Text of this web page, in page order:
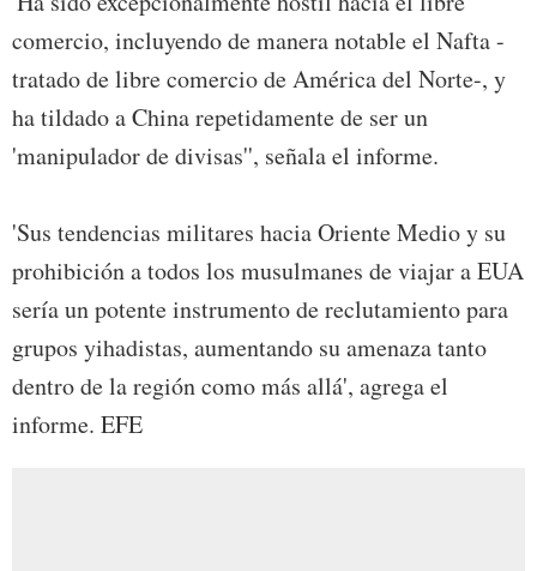
comercio, incluyendo de manera notable el Nafta -
tratado de libre comercio de América del Norte-, y
ha tildado a China repetidamente de ser un
'manipulador de divisas'', señala el informe.
'Sus tendencias militares hacia Oriente Medio y su
prohibición a todos los musulmanes de viajar a EUA
sería un potente instrumento de reclutamiento para
grupos yihadistas, aumentando su amenaza tanto
dentro de la región como más allá', agrega el
informe. EFE